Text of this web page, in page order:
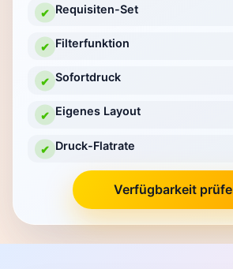
✔ Requisiten-Set
✔ Filterfunktion
✔ Sofortdruck
✔ Eigenes Layout
✔ Druck-Flatrate
Verfügbarkeit